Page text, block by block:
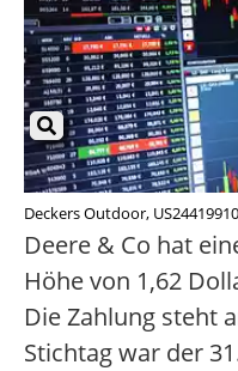
Deckers Outdoor,
Deere & Co hat
Höhe von 1,62
Die Zahlung steht
Stichtag war der